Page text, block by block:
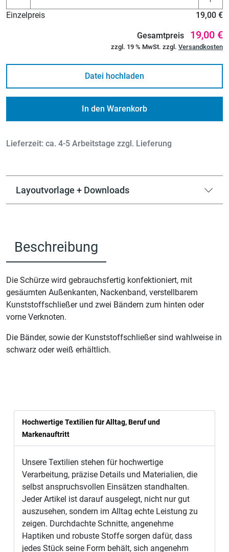
Einzelpreis 19,00 €
Gesamtpreis 19,00 €
zzgl. 19 % MwSt. zzgl. Versandkosten
Datei hochladen
In den Warenkorb
Lieferzeit: ca. 4-5 Arbeitstage zzgl. Lieferung
Layoutvorlage + Downloads
Beschreibung
Die Schürze wird gebrauchsfertig konfektioniert, mit
gesäumten Außenkanten, Nackenband, verstellbarem
Kunststoffschließer und zwei Bändern zum hinten oder
vorne Verknoten.
Die Bänder, sowie der Kunststoffschließer sind wahlweise in
schwarz oder weiß erhältlich.
Hochwertige Textilien für Alltag, Beruf und
Markenauftritt
Unsere Textilien stehen für hochwertige
Verarbeitung, präzise Details und Materialien, die
selbst anspruchsvollen Einsätzen standhalten.
Jeder Artikel ist darauf ausgelegt, nicht nur gut
auszusehen, sondern im Alltag echte Leistung zu
zeigen. Durchdachte Schnitte, angenehme
Haptiken und robuste Stoffe sorgen dafür, dass
jedes Stück seine Form behält, sich angenehm